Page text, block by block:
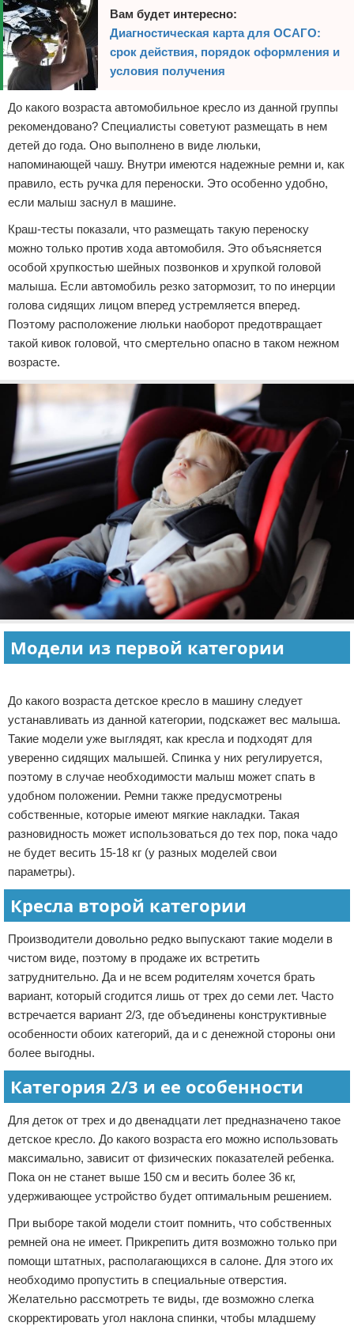
Вам будет интересно:
Диагностическая карта для ОСАГО:
срок действия, порядок оформления и
условия получения
До какого возраста автомобильное кресло из данной группы
рекомендовано? Специалисты советуют размещать в нем
детей до года. Оно выполнено в виде люльки,
напоминающей чашу. Внутри имеются надежные ремни и, как
правило, есть ручка для переноски. Это особенно удобно,
если малыш заснул в машине.
Краш-тесты показали, что размещать такую переноску
можно только против хода автомобиля. Это объясняется
особой хрупкостью шейных позвонков и хрупкой головой
малыша. Если автомобиль резко затормозит, то по инерции
голова сидящих лицом вперед устремляется вперед.
Поэтому расположение люльки наоборот предотвращает
такой кивок головой, что смертельно опасно в таком нежном
возрасте.
Модели из первой категории
До какого возраста детское кресло в машину следует
устанавливать из данной категории, подскажет вес малыша.
Такие модели уже выглядят, как кресла и подходят для
уверенно сидящих малышей. Спинка у них регулируется,
поэтому в случае необходимости малыш может спать в
удобном положении. Ремни также предусмотрены
собственные, которые имеют мягкие накладки. Такая
разновидность может использоваться до тех пор, пока чадо
не будет весить 15-18 кг (у разных моделей свои
параметры).
Кресла второй категории
Производители довольно редко выпускают такие модели в
чистом виде, поэтому в продаже их встретить
затруднительно. Да и не всем родителям хочется брать
вариант, который сгодится лишь от трех до семи лет. Часто
встречается вариант 2/3, где объединены конструктивные
особенности обоих категорий, да и с денежной стороны они
более выгодны.
Категория 2/3 и ее особенности
Для деток от трех и до двенадцати лет предназначено такое
детское кресло. До какого возраста его можно использовать
максимально, зависит от физических показателей ребенка.
Пока он не станет выше 150 см и весить более 36 кг,
удерживающее устройство будет оптимальным решением.
При выборе такой модели стоит помнить, что собственных
ремней она не имеет. Прикрепить дитя возможно только при
помощи штатных, располагающихся в салоне. Для этого их
необходимо пропустить в специальные отверстия.
Желательно рассмотреть те виды, где возможно слегка
скорректировать угол наклона спинки, чтобы младшему